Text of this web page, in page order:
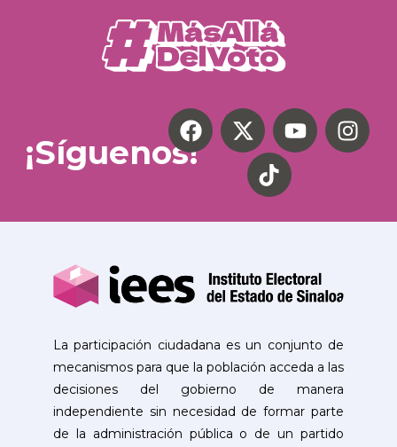
¡Síguenos!
La participación ciudadana es un conjunto de
mecanismos para que la población acceda a las
decisiones del gobierno de manera
independiente sin necesidad de formar parte
de la administración pública o de un partido